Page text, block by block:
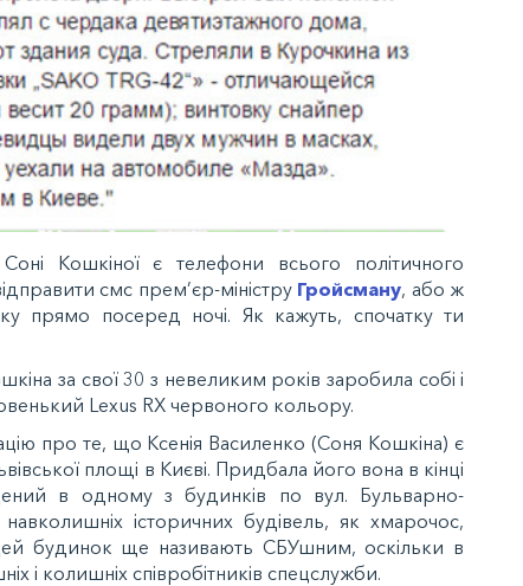
Кошкіної є телефони всього політичного
смс прем’єр-міністру Гройсману, або ж
прямо посеред ночі. Як кажуть, спочатку ти
за свої 30 з невеликим років заробила собі і
Lexus RX червоного кольору.
про те, що Ксенія Василенко (Соня Кошкіна) є
площі в Києві. Придбала його вона в кінці
в одному з будинків по вул. Бульварно-
історичних будівель, як хмарочос,
будинок ще називають СБУшним, оскільки в
і колишніх співробітників спецслужби.